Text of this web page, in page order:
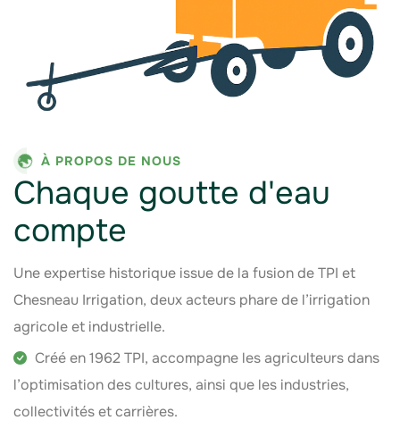
À PROPOS DE NOUS
Chaque goutte d'eau
compte
Une expertise historique issue de la fusion de TPI et
Chesneau Irrigation, deux acteurs phare de l’irrigation
agricole et industrielle.
Créé en 1962 TPI, accompagne les agriculteurs dans
l’optimisation des cultures, ainsi que les industries,
collectivités et carrières.